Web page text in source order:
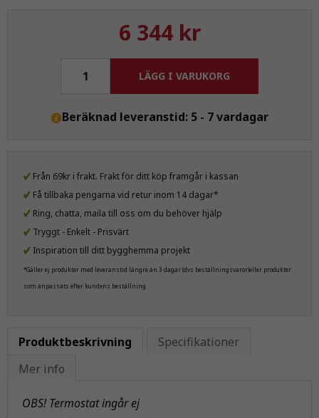
6 344 kr
LÄGG I VARUKORG
Beräknad leveranstid: 5 - 7 vardagar
Från 69kr i frakt. Frakt för ditt köp framgår i kassan
Få tillbaka pengarna vid retur inom 14 dagar*
Ring, chatta, maila till oss om du behöver hjälp
Tryggt - Enkelt - Prisvärt
Inspiration till ditt bygghemma projekt
*Gäller ej produkter med leveranstid längre än 3 dagar (dvs beställningsvaror)eller produkter
som anpassats efter kundens beställning
Produktbeskrivning
Specifikationer
Mer info
OBS! Termostat ingår ej